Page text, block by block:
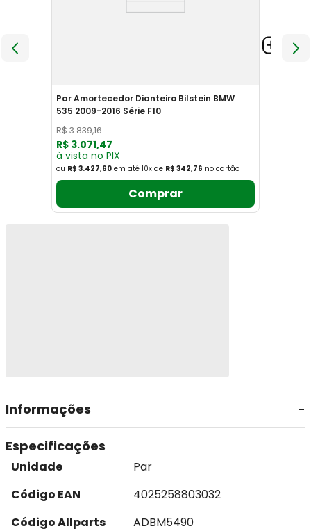
Par Amortecedor Dianteiro Bilstein BMW
535 2009-2016 Série F10
R$3.839,16
R$ 3.071,47
à vista no PIX
ou R$ 3.427,60 em até 10x de R$ 342,76 no cartão
Comprar
Informações
Especificações
Unidade
Par
Código EAN
4025258803032
Código Allparts
ADBM5490